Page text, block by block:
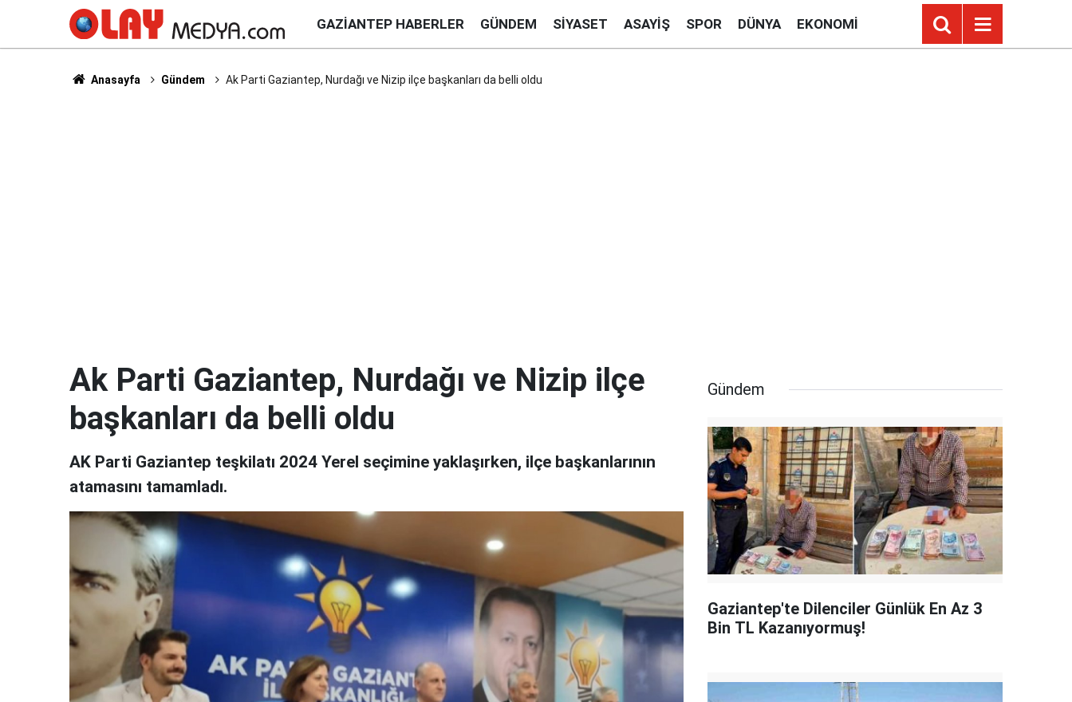
GAZIANTEP HABERLER GÜNDEM SIYASET ASAYIŞ SPOR DÜNYA EKONOMI
Anasayfa Gündem Ak Parti Gaziantep, Nurdağı ve Nizip ilçe başkanları da belli oldu
Ak Parti Gaziantep, Nurdağı ve Nizip ilçe
başkanları da belli oldu
AK Parti Gaziantep teşkilatı 2024 Yerel seçimine yaklaşırken, ilçe başkanlarının
atamasını tamamladı.
Gündem
Gaziantep'te Dilenciler Günlük En Az 3
Bin TL Kazanıyormuş!